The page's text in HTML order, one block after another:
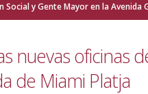
y Gente Mayor en la Avenida
nuevas oficinas
de Miami Platja